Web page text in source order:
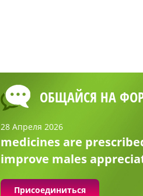
ОБЩАЙСЯ НА
28 Апреля 2026
medicines are
improve males
Присоединиться